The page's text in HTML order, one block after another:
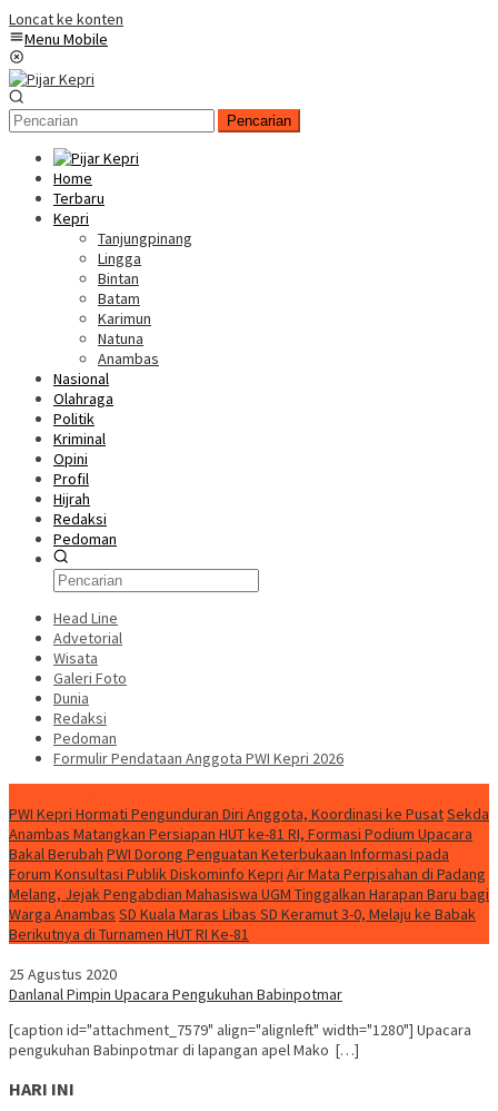
Loncat ke konten
Menu Mobile
Pencarian
Home
Terbaru
Kepri
Tanjungpinang
Lingga
Bintan
Batam
Karimun
Natuna
Anambas
Nasional
Olahraga
Politik
Kriminal
Opini
Profil
Hijrah
Redaksi
Pedoman
Head Line
Advetorial
Wisata
Galeri Foto
Dunia
Redaksi
Pedoman
Formulir Pendataan Anggota PWI Kepri 2026
PWI Kepri Hormati Pengunduran Diri Anggota, Koordinasi ke PusatSekda
Anambas Matangkan Persiapan HUT ke-81 RI, Formasi Podium Upacara
Bakal Berubah PWI Dorong Penguatan Keterbukaan Informasi pada
Forum Konsultasi Publik Diskominfo Kepri Air Mata Perpisahan di Padang
Melang, Jejak Pengabdian Mahasiswa UGM Tinggalkan Harapan Baru bagi
Warga Anambas SD Kuala Maras Libas SD Keramut 3-0, Melaju ke Babak
Berikutnya di Turnamen HUT RI Ke-81
25 Agustus 2020
Danlanal Pimpin Upacara Pengukuhan Babinpotmar
[caption id="attachment_7579" align="alignleft" width="1280"] Upacara
pengukuhan Babinpotmar di lapangan apel Mako […]
HARI INI